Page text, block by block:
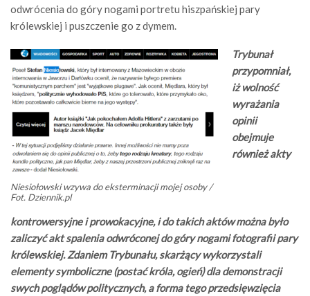
odwrócenia do góry nogami portretu hiszpańskiej pary
królewskiej i puszczenie go z dymem.
Niesiołowski wzywa do eksterminacji mojej osoby /
Fot. Dziennik.pl
Trybunał
przypomniał,
iż wolność
wyrażania
opinii
obejmuje
również akty
kontrowersyjne i prowokacyjne, i do takich aktów można było
zaliczyć akt spalenia odwróconej do góry nogami fotografii pary
królewskiej. Zdaniem Trybunału, skarżący wykorzystali
elementy symboliczne (postać króla, ogień) dla demonstracji
swych poglądów politycznych, a forma tego przedsięwzięcia